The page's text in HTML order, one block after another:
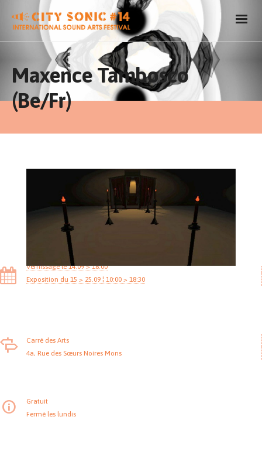
Maxence Tambosco
(Be/Fr)
Vernissage le 14.09 > 18:00
Exposition du 15 > 25.09 ¦ 10:00 > 18:30
Carré des Arts
4a, Rue des Sœurs Noires Mons
Gratuit
Fermé les lundis